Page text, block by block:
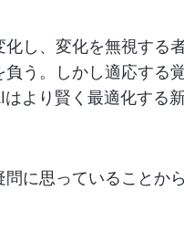
化し、変化を無視する
負う。しかし適応する
より賢く最適化する
問に思っていることか